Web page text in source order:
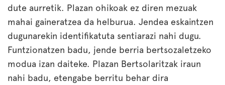
dute aurretik. Plazan ohikoak ez diren mezuak
mahai gaineratzea da helburua. Jendea eskaintzen
dugunarekin identifikatuta sentiarazi nahi dugu.
Funtzionatzen badu, jende berria bertsozaletzeko
modua izan daiteke. Plazan Bertsolaritzak iraun
nahi badu, etengabe berritu behar dira